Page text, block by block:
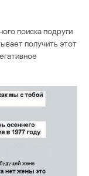
поиска подруги
получить этот